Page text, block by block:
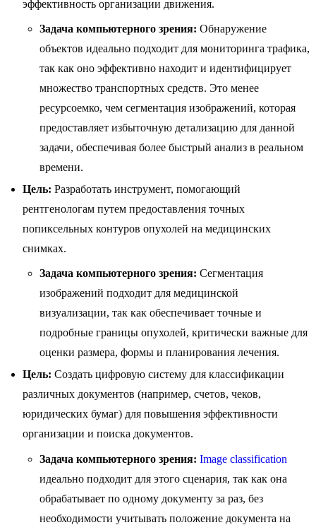
эффективность организации движения.
Задача компьютерного зрения: Обнаружение
объектов идеально подходит для мониторинга трафика,
так как оно эффективно находит и идентифицирует
множество транспортных средств. Это менее
ресурсоемко, чем сегментация изображений, которая
предоставляет избыточную детализацию для данной
задачи, обеспечивая более быстрый анализ в реальном
времени.
Цель: Разработать инструмент, помогающий
рентгенологам путем предоставления точных
попиксельных контуров опухолей на медицинских
снимках.
Задача компьютерного зрения: Сегментация
изображений подходит для медицинской
визуализации, так как обеспечивает точные и
подробные границы опухолей, критически важные для
оценки размера, формы и планирования лечения.
Цель: Создать цифровую систему для классификации
различных документов (например, счетов, чеков,
юридических бумаг) для повышения эффективности
организации и поиска документов.
Задача компьютерного зрения: Image classification
идеально подходит для этого сценария, так как она
обрабатывает по одному документу за раз, без
необходимости учитывать положение документа на